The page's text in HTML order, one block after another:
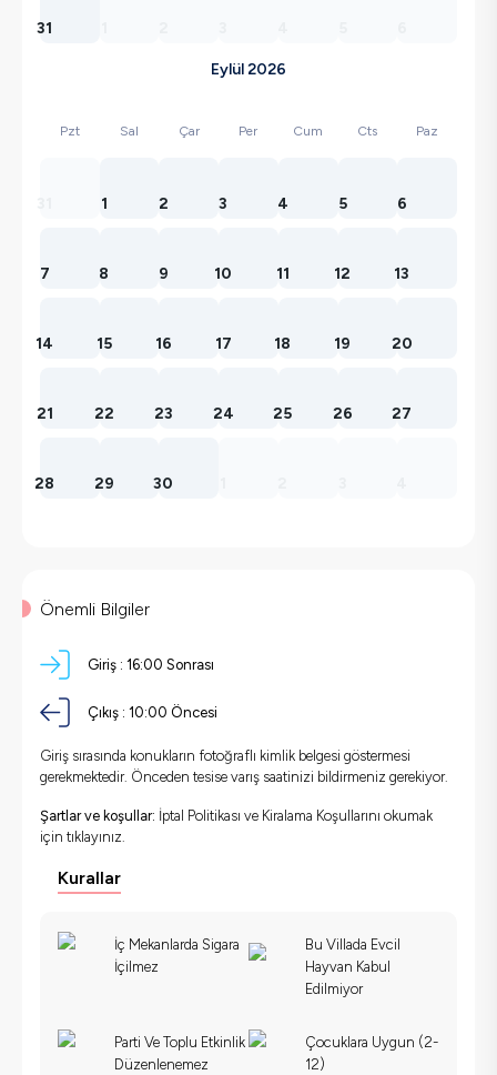
31
Eylül 2026
Pzt Sal Çar Per Cum Cts Paz
1 2 3 4 5 6
7 8 9 10 11 12 13
14 15 16 17 18 19 20
21 22 23 24 25 26 27
28 29 30
Önemli Bilgiler
Giriş : 16:00 Sonrası
Çıkış : 10:00 Öncesi
Giriş sırasında konukların fotoğraflı kimlik belgesi göstermesi
gerekmektedir. Önceden tesise varış saatinizi bildirmeniz gerekiyor.
Şartlar ve koşullar: İptal Politikası ve Kiralama Koşullarını okumak
için tıklayınız.
Kurallar
İç Mekanlarda Sigara
İçilmez
Bu Villada Evcil
Hayvan Kabul
Edilmiyor
Parti Ve Toplu Etkinlik
Düzenlenemez
Çocuklara Uygun (2-
12)